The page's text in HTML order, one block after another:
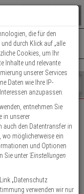
ist momentan leer.
Fertig
Fr.: 8:00 - 14:00 Uhr
die für den
durch Klick auf „alle
Cookies, um Ihr
Inhalte und relevante
unserer Services
Daten wie Ihre IP-
anzupassen.
entnehmen Sie
in unserer
auch den Datentransfer in
wo möglicherweise ein
und Optionen
Sie unter 'Einstellungen
„Datenschutz
verwenden wir nur